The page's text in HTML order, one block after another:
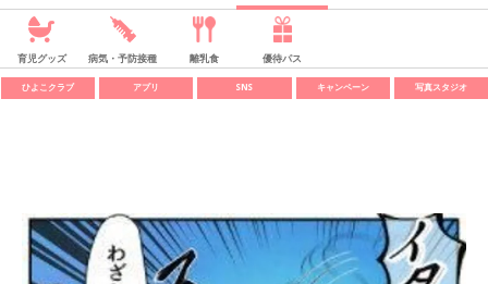
育児グッズ 病気・予防接種 離乳食 優待パス
ひよこクラブ アプリ SNS キャンペーン 写真スタジオ